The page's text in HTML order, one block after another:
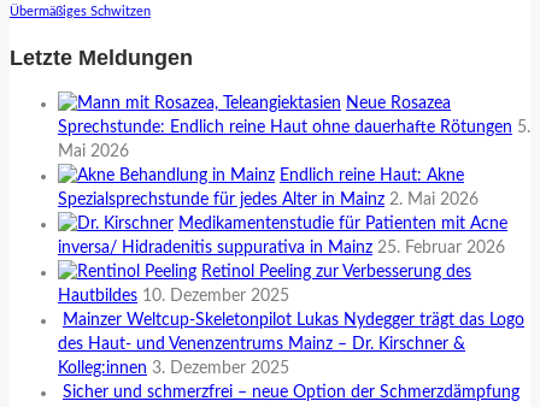
Übermäßiges Schwitzen
Letzte Meldungen
Neue Rosazea
Sprechstunde: Endlich reine Haut ohne dauerhafte Rötungen 5.
Mai 2026
Endlich reine Haut: Akne
Spezialsprechstunde für jedes Alter in Mainz 2. Mai 2026
Medikamentenstudie für Patienten mit Acne
inversa/ Hidradenitis suppurativa in Mainz 25. Februar 2026
Retinol Peeling zur Verbesserung des
Hautbildes 10. Dezember 2025
Mainzer Weltcup-Skeletonpilot Lukas Nydegger trägt das Logo
des Haut- und Venenzentrums Mainz – Dr. Kirschner &
Kolleg:innen 3. Dezember 2025
Sicher und schmerzfrei – neue Option der Schmerzdämpfung